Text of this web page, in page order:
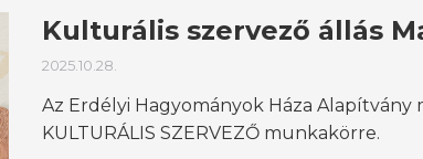
Kulturális szervező állás
2025.10.28.
Az Erdélyi Hagyományok Háza Alapítvány
KULTURÁLIS SZERVEZŐ munkakörre.